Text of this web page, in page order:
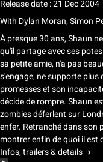
Release date : 21 Dec 2004
With Dylan Moran,Simon
À presque 30 ans, Shaun
qu'il partage avec ses
sa petite amie, n'a pas
s'engage, ne supporte plus
promesses et son
décide de rompre. Shaun
zombies déferlent sur
enfer. Retranché dans son
montrer enfin de quoi il est
Infos, trailers & details